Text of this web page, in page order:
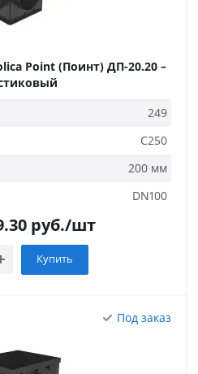
Point (Поинт) ДП-20.20 –
249
C250
200 мм
DN100
руб./шт
Купить
Под заказ